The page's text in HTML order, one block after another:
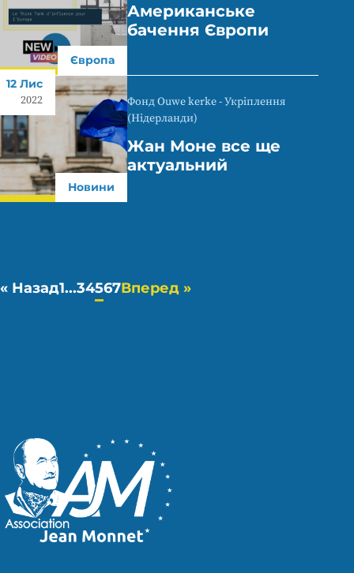
Європа
Американське
бачення Європи
12 Лис
2022
Новини
Фонд Ouwe kerke - Укріплення
(Нідерланди)
Жан Моне все ще
актуальний
« Назад1...34567Вперед »